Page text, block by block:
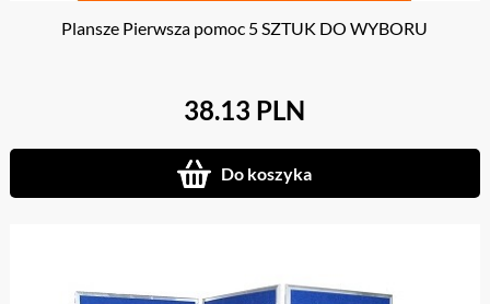
Plansze Pierwsza pomoc 5 SZTUK DO WYBORU
38.13 PLN
Do koszyka